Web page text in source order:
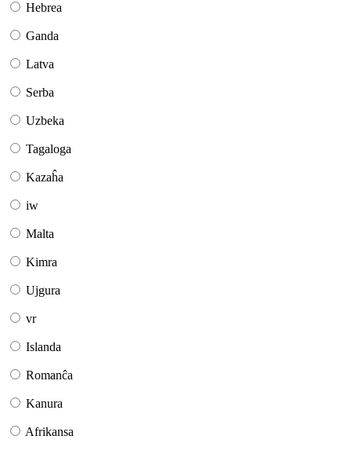
Hebrea
Ganda
Latva
Serba
Uzbeka
Tagaloga
Kazaĥa
iw
Malta
Kimra
Ujgura
vr
Islanda
Romanĉa
Kanura
Afrikansa